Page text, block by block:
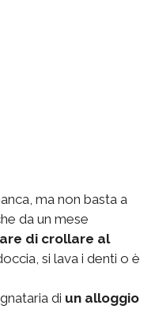
ma non basta a
da un mese
di crollare al
si lava i denti o è
di un alloggio